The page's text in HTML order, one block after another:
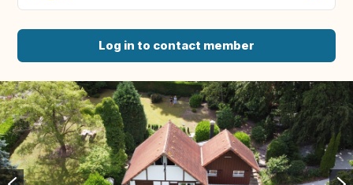
Log in to contact member